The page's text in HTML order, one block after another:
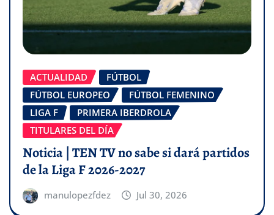
ACTUALIDAD
FÚTBOL
FÚTBOL EUROPEO
FÚTBOL FEMENINO
LIGA F
PRIMERA IBERDROLA
TITULARES DEL DÍA
Noticia | TEN TV no sabe si dará partidos
de la Liga F 2026-2027
manulopezfdez Jul 30, 2026